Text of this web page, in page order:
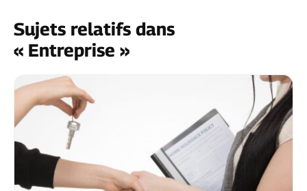
Sujets relatifs dans
« Entreprise »